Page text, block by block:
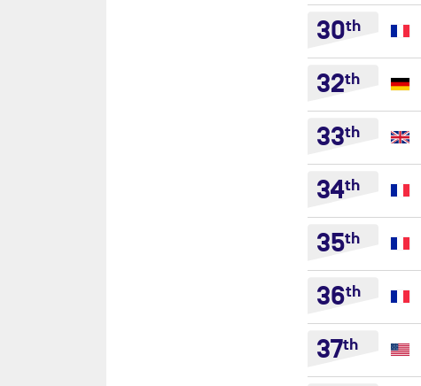
30th
32th
33th
34th
35th
36th
37th